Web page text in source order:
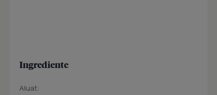
Ingrediente
Aluat: